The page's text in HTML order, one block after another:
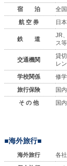
宿 泊
全
航 空 券
日
鉄 道
JR
ス等
交通機関
貸
レ
学校関係
修
旅行保険
国
そ の 他
国
■海外旅行■
海外旅行
各